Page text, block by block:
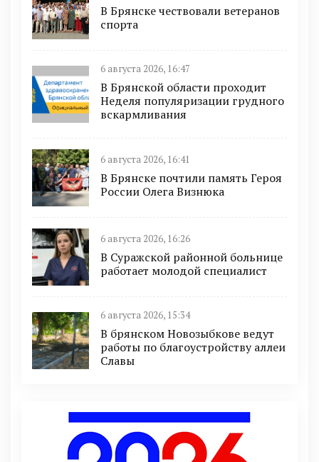
В Брянске чествовали ветеранов
спорта
6 августа 2026, 16:47
В Брянской области проходит
Неделя популяризации грудного
вскармливания
6 августа 2026, 16:41
В Брянске почтили память Героя
России Олега Визнюка
6 августа 2026, 16:26
В Суражской районной больнице
работает молодой специалист
6 августа 2026, 15:34
В брянском Новозыбкове ведут
работы по благоустройству аллеи
Славы